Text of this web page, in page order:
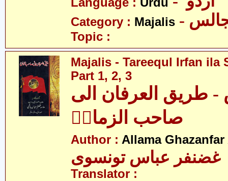
Category : Majalis
Topic :
Majalis - Tareequl Irfan ila
Part 1, 2, 3
طریق العرفان الی
صاحب الزمانؑ
Author : Allama
غضنفر عباس تونسوی
Translator :